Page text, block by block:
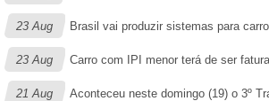
23 Aug Brasil vai produzir sistemas para
23 Aug Carro com IPI menor terá de ser
21 Aug Aconteceu neste domingo (19) o 3º